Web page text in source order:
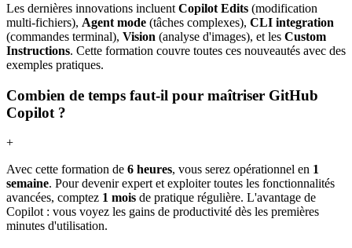
Les dernières innovations incluent Copilot Edits (modification
multi-fichiers), Agent mode (tâches complexes), CLI integration
(commandes terminal), Vision (analyse d'images), et les Custom
Instructions. Cette formation couvre toutes ces nouveautés avec des
exemples pratiques.
Combien de temps faut-il pour maîtriser GitHub
Copilot ?
+
Avec cette formation de 6 heures, vous serez opérationnel en 1
semaine. Pour devenir expert et exploiter toutes les fonctionnalités
avancées, comptez 1 mois de pratique régulière. L'avantage de
Copilot : vous voyez les gains de productivité dès les premières
minutes d'utilisation.